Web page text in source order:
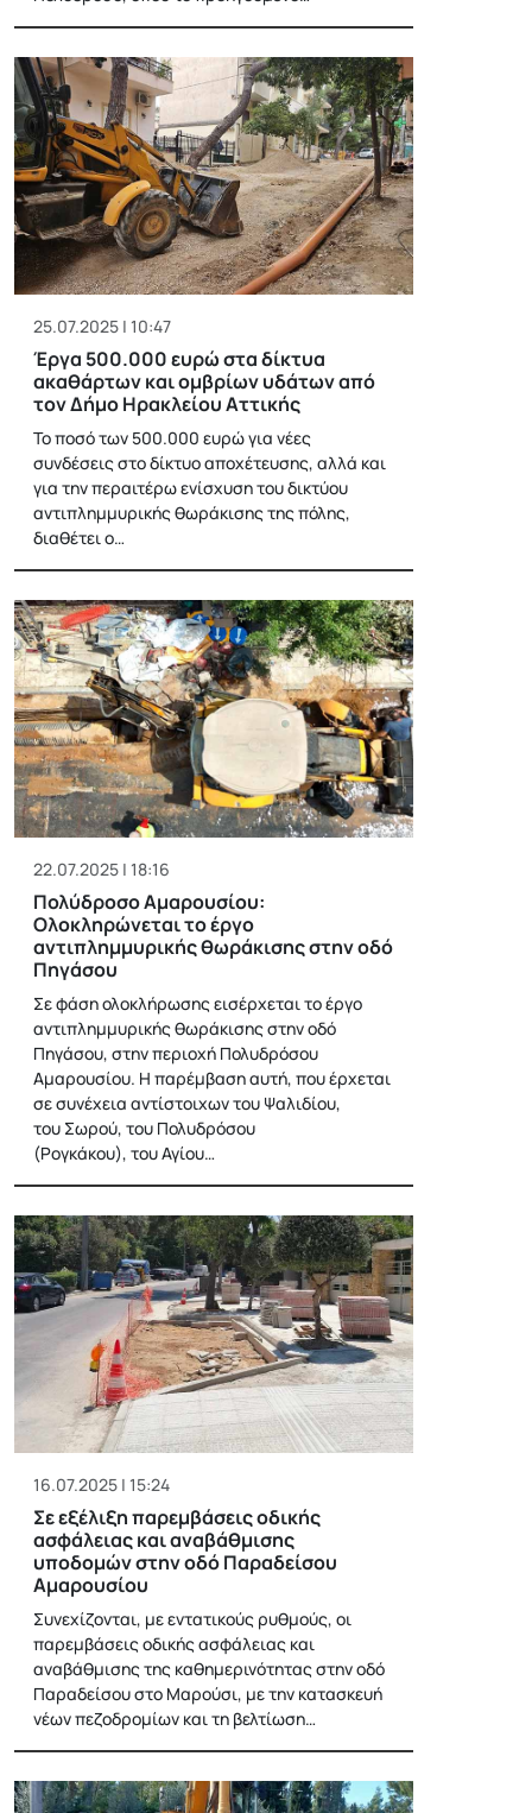
25.07.2025 | 10:47
Έργα 500.000 ευρώ στα δίκτυα
ακαθάρτων και ομβρίων υδάτων από
τον Δήμο Ηρακλείου Αττικής
Το ποσό των 500.000 ευρώ για νέες
συνδέσεις στο δίκτυο αποχέτευσης, αλλά και
για την περαιτέρω ενίσχυση του δικτύου
αντιπλημμυρικής θωράκισης της πόλης,
διαθέτει ο…
22.07.2025 | 18:16
Πολύδροσο Αμαρουσίου:
Ολοκληρώνεται το έργο
αντιπλημμυρικής θωράκισης στην οδό
Πηγάσου
Σε φάση ολοκλήρωσης εισέρχεται το έργο
αντιπλημμυρικής θωράκισης στην οδό
Πηγάσου, στην περιοχή Πολυδρόσου
Αμαρουσίου. Η παρέμβαση αυτή, που έρχεται
σε συνέχεια αντίστοιχων του Ψαλιδίου,
του Σωρού, του Πολυδρόσου
(Ρογκάκου), του Αγίου…
16.07.2025 | 15:24
Σε εξέλιξη παρεμβάσεις οδικής
ασφάλειας και αναβάθμισης
υποδομών στην οδό Παραδείσου
Αμαρουσίου
Συνεχίζονται, με εντατικούς ρυθμούς, οι
παρεμβάσεις οδικής ασφάλειας και
αναβάθμισης της καθημερινότητας στην οδό
Παραδείσου στο Μαρούσι, με την κατασκευή
νέων πεζοδρομίων και τη βελτίωση…